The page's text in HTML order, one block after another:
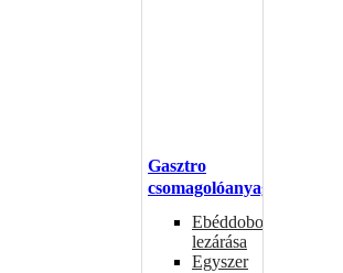
Gasztro
csomagolóanyagok
Ebéddobozok
lezárása
Egyszer